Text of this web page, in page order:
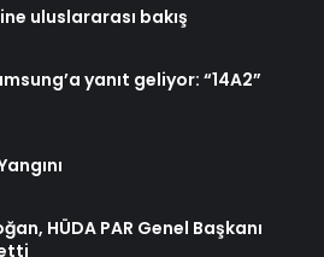
uluslararası bakış
yanıt geliyor: “14A2”
HÜDA PAR Genel Başkanı